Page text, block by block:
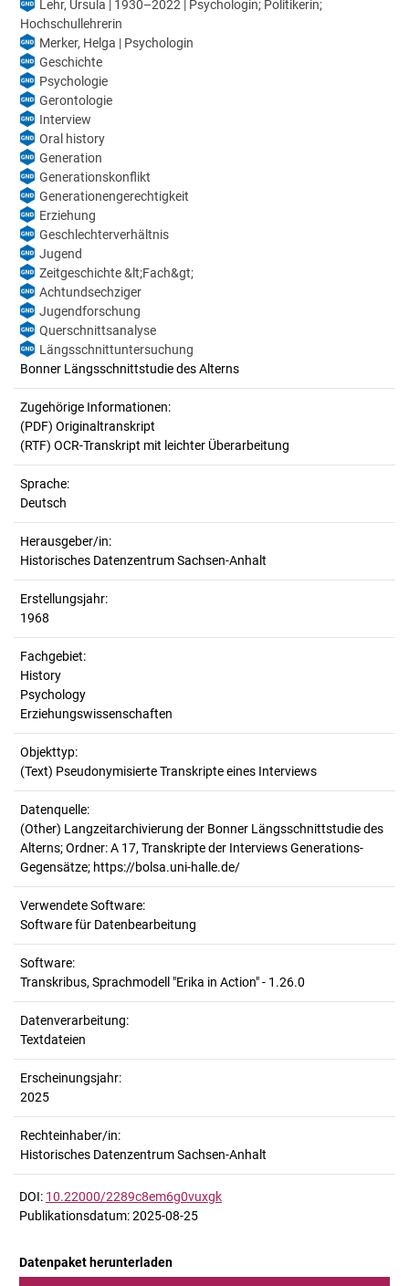
Lehr, Ursula | 1930–2022 | Psychologin; Politikerin;
Hochschullehrerin
Merker, Helga | Psychologin
Geschichte
Psychologie
Gerontologie
Interview
Oral history
Generation
Generationskonflikt
Generationengerechtigkeit
Erziehung
Geschlechterverhältnis
Jugend
Zeitgeschichte &lt;Fach&gt;
Achtundsechziger
Jugendforschung
Querschnittsanalyse
Längsschnittuntersuchung
Bonner Längsschnittstudie des Alterns
Zugehörige Informationen:
(PDF) Originaltranskript
(RTF) OCR-Transkript mit leichter Überarbeitung
Sprache:
Deutsch
Herausgeber/in:
Historisches Datenzentrum Sachsen-Anhalt
Erstellungsjahr:
1968
Fachgebiet:
History
Psychology
Erziehungswissenschaften
Objekttyp:
(Text) Pseudonymisierte Transkripte eines Interviews
Datenquelle:
(Other) Langzeitarchivierung der Bonner Längsschnittstudie des
Alterns; Ordner: A 17, Transkripte der Interviews Generations-
Gegensätze; https://bolsa.uni-halle.de/
Verwendete Software:
Software für Datenbearbeitung
Software:
Transkribus, Sprachmodell "Erika in Action" - 1.26.0
Datenverarbeitung:
Textdateien
Erscheinungsjahr:
2025
Rechteinhaber/in:
Historisches Datenzentrum Sachsen-Anhalt
DOI: 10.22000/2289c8em6g0vuxgk
Publikationsdatum: 2025-08-25
Datenpaket herunterladen